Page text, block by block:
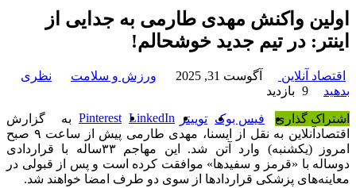
اولین واکنش مهدی طارمی به جدایی از
اینتر: در تیم جدید خوشحالم!
اقتصاد آنلاین آگوست 31, 2025 ورزش و سلامت
نظری
بدهید
9 بازدید
اشتراک گذاری فیس بوک توییتر LinkedIn
Pinterest به گزارش
اقتصادآنلاین به نقل از ایسنا، مهدی طارمی پیش از ساعت ۹ صبح
امروز (یکشنبه) وارد آتن شد. این مهاجم ۳۳ساله با قراردادی
دوساله با «قرمز و سفیدها» موافقت کرده است و پس از قبولی در
معاینه‌های پزشکی قراردادها از سوی دو طرف امضا خواهند شد.